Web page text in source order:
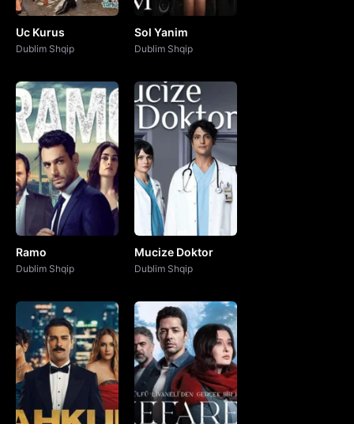
Shiko Endrra e Eshrefit 129.Episodi Shqip
Shiko Endrra e Eshrefit 129.Episodi Shqip
Shiko Endrra e Eshrefit 128.Episodi Shqip
Shiko Endrra e Eshrefit 128.Episodi Shqip
Shiko Endrra e Eshrefit 127.Episodi Shqip
Shiko Endrra e Eshrefit 127.Episodi Shqip
Shiko Endrra e Eshrefit 126.Episodi Shqip
Shiko Endrra e Eshrefit 125.Episodi Shqip
Shiko Endrra e Eshrefit 125.Episodi Shqip
Shiko Endrra e Eshrefit 124.Episodi Shqip
Uc Kurus
Dublim Shqip
Sol Yanim
Dublim Shqip
Ramo
Dublim Shqip
Mucize Doktor
Dublim Shqip